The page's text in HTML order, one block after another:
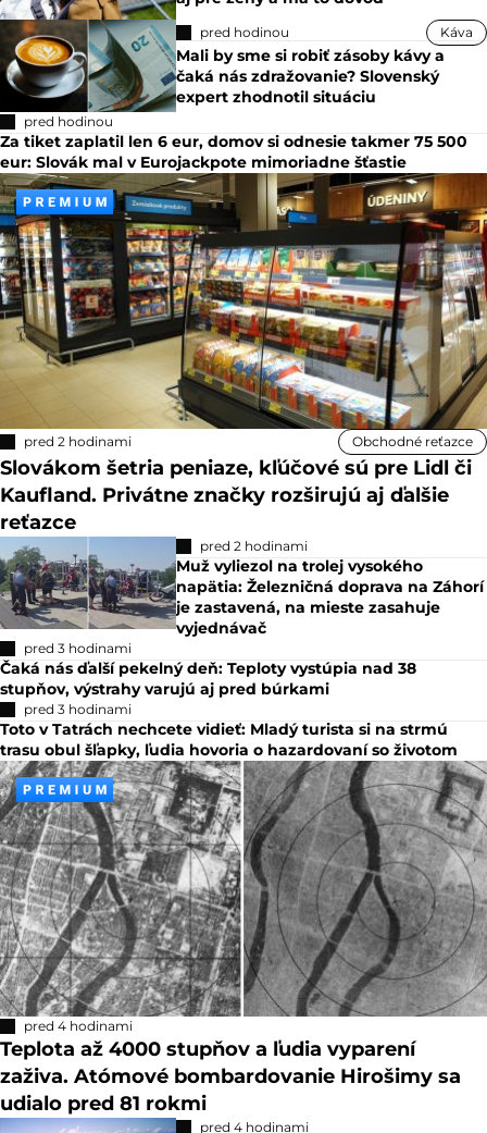
pred hodinou Káva
Mali by sme si robiť zásoby kávy a
čaká nás zdražovanie? Slovenský
expert zhodnotil situáciu
pred hodinou
Za tiket zaplatil len 6 eur, domov si odnesie takmer 75 500
eur: Slovák mal v Eurojackpote mimoriadne šťastie
pred 2 hodinami Obchodné reťazce
Slovákom šetria peniaze, kľúčové sú pre Lidl či
Kaufland. Privátne značky rozširujú aj ďalšie
reťazce
pred 2 hodinami
Muž vyliezol na trolej vysokého
napätia: Železničná doprava na Záhorí
je zastavená, na mieste zasahuje
vyjednávač
pred 3 hodinami
Čaká nás ďalší pekelný deň: Teploty vystúpia nad 38
stupňov, výstrahy varujú aj pred búrkami
pred 3 hodinami
Toto v Tatrách nechcete vidieť: Mladý turista si na strmú
trasu obul šľapky, ľudia hovoria o hazardovaní so životom
pred 4 hodinami
Teplota až 4000 stupňov a ľudia vyparení
zaživa. Atómové bombardovanie Hirošimy sa
udialo pred 81 rokmi
pred 4 hodinami